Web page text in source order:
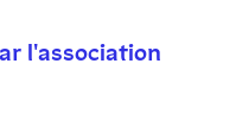
l'association